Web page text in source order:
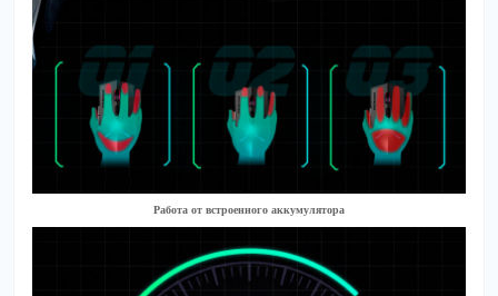
Работа от встроенного аккумулятора